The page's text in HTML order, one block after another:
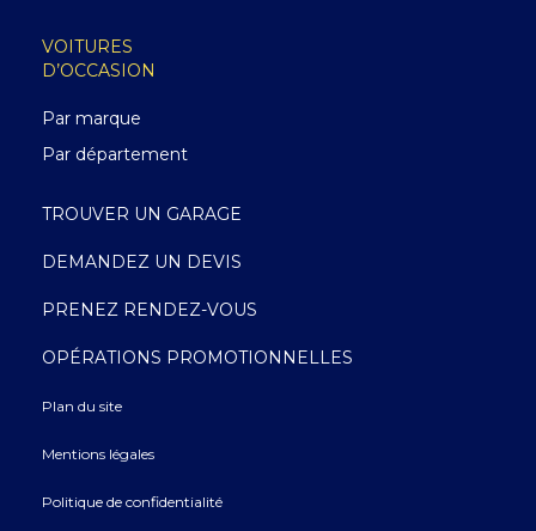
VOITURES
D’OCCASION
Par marque
Par département
TROUVER UN GARAGE
DEMANDEZ UN DEVIS
PRENEZ RENDEZ-VOUS
OPÉRATIONS PROMOTIONNELLES
Plan du site
Mentions légales
Politique de confidentialité